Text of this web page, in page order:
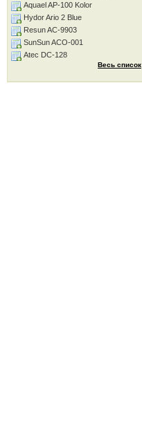
Aquael AP-100 Kolor
Hydor Ario 2 Blue
Resun AC-9903
SunSun ACO-001
Atec DC-128
Весь список